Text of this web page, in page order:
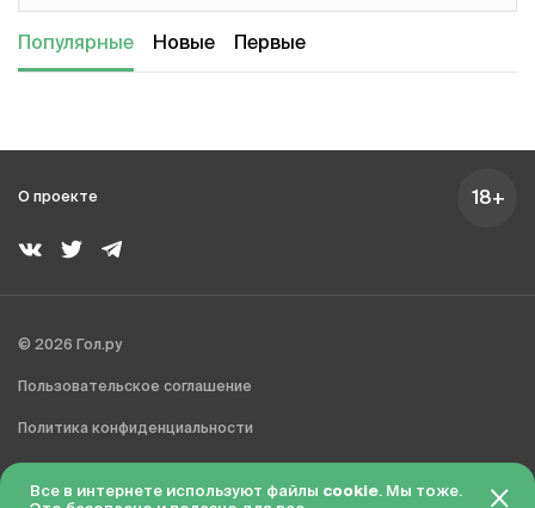
Популярные Новые Первые
О проекте 18+
© 2026 Гол.ру
Пользовательское соглашение
Политика конфиденциальности
Все в интернете используют файлы cookie. Мы тоже.